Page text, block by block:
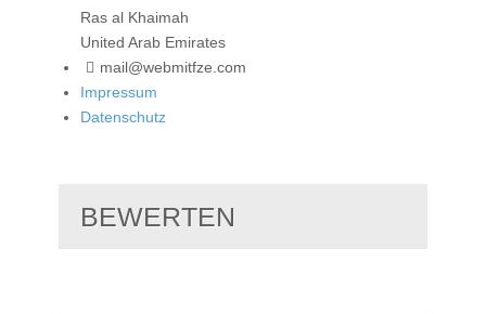
Ras al Khaimah
United Arab Emirates
mail@webmitfze.com
Impressum
Datenschutz
BEWERTEN